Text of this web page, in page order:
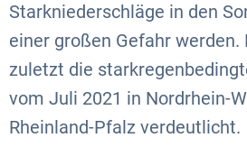
Starkniederschläge in den
einer großen Gefahr werden.
zuletzt die
vom Juli 2021 in Nordrhein-
Rheinland-Pfalz verdeutlicht.